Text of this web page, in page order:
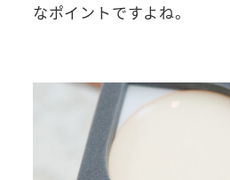
なポイントですよね。